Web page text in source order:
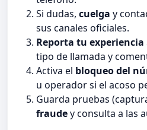
Si dudas, cuelga y
sus canales oficiales.
Reporta tu experiencia
tipo de llamada y
Activa el bloqueo del
u operador si el acoso
Guarda pruebas
fraudey consulta a las